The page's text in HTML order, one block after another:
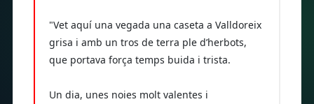
"Vet aquí una vegada una caseta a Valldoreix
grisa i amb un tros de terra ple d’herbots,
que portava força temps buida i trista.
Un dia, unes noies molt valentes i